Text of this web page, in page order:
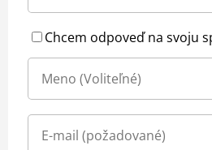
Chcem odpoveď na svoju